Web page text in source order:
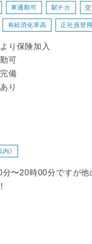
車通勤可 駅チカ
有給消化率高 正社員登
り保険加入
可
備
り
）
〜20時00分ですが他